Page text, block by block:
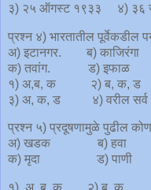
३) २५ ऑगस्ट १९३३ ४) ३६
प्रश्न ४) भारतातील
अ) इटानगर. ब) काजिरंगा
क) तवांग. ड) इफाळ
१) अ,ब, क २) ब, क, ड
३) अ, क, ड ४) वरील सर्व
प्रश्न ५) प्रदूषणामुळे पुढील
अ) खडक ब) हवा
क) मृदा ड) पाणी